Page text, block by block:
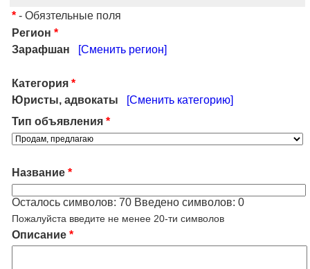
* - Обязтельные поля
Регион *
Зарафшан
[Сменить регион]
Категория *
Юристы, адвокаты
[Сменить категорию]
Тип объявления *
Название *
Осталось символов: 70 Введено символов: 0
Пожалуйста введите не менее 20-ти символов
Описание *